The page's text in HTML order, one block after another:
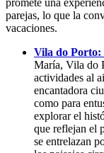
parejas, lo que la
vacaciones.
Vila do Porto:
María, Vila do
actividades al
encantadora
como para
explorar el
que reflejan el
se entrelazan